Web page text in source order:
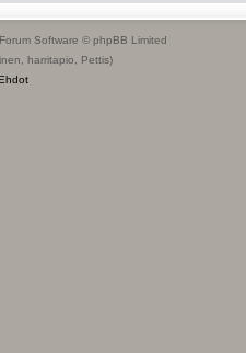
Software © phpBB Limited
harritapio, Pettis)